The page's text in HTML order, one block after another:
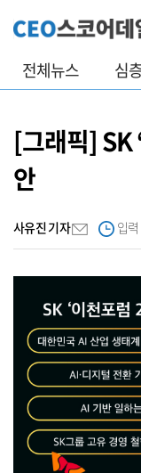
전체뉴스 심
[그래픽] SK
안
사유진 기자 입